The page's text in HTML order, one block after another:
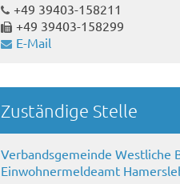
+49 39403-158211
+49 39403-158299
E-Mail
Zuständige Stelle
Verbandsgemeinde Westliche
Einwohnermeldeamt